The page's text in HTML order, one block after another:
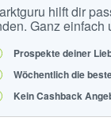
hilft dir
Ganz einfach
Prospekte deiner
Wöchentlich die
Kein Cashback